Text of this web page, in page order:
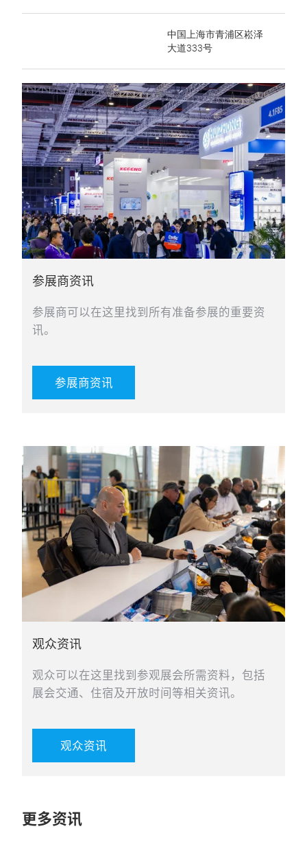
中国上海市青浦区崧泽
大道333号
参展商资讯
参展商可以在这里找到所有准备参展的重要资
讯。
参展商资讯
观众资讯
观众可以在这里找到参观展会所需资料，包括
展会交通、住宿及开放时间等相关资讯。
观众资讯
更多资讯